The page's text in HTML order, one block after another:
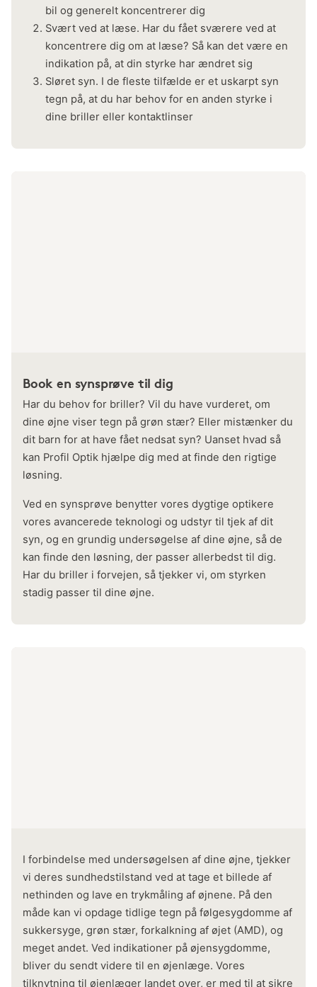
bil og generelt koncentrerer dig
Svært ved at læse. Har du fået sværere ved at
koncentrere dig om at læse? Så kan det være en
indikation på, at din styrke har ændret sig
Sløret syn. I de fleste tilfælde er et uskarpt syn
tegn på, at du har behov for en anden styrke i
dine briller eller kontaktlinser
Book en synsprøve til dig
Har du behov for briller? Vil du have vurderet, om
dine øjne viser tegn på grøn stær? Eller mistænker du
dit barn for at have fået nedsat syn? Uanset hvad så
kan Profil Optik hjælpe dig med at finde den rigtige
løsning.
Ved en synsprøve benytter vores dygtige optikere
vores avancerede teknologi og udstyr til tjek af dit
syn, og en grundig undersøgelse af dine øjne, så de
kan finde den løsning, der passer allerbedst til dig.
Har du briller i forvejen, så tjekker vi, om styrken
stadig passer til dine øjne.
I forbindelse med undersøgelsen af dine øjne, tjekker
vi deres sundhedstilstand ved at tage et billede af
nethinden og lave en trykmåling af øjnene. På den
måde kan vi opdage tidlige tegn på følgesygdomme af
sukkersyge, grøn stær, forkalkning af øjet (AMD), og
meget andet. Ved indikationer på øjensygdomme,
bliver du sendt videre til en øjenlæge. Vores
tilknytning til øjenlæger landet over, er med til at sikre